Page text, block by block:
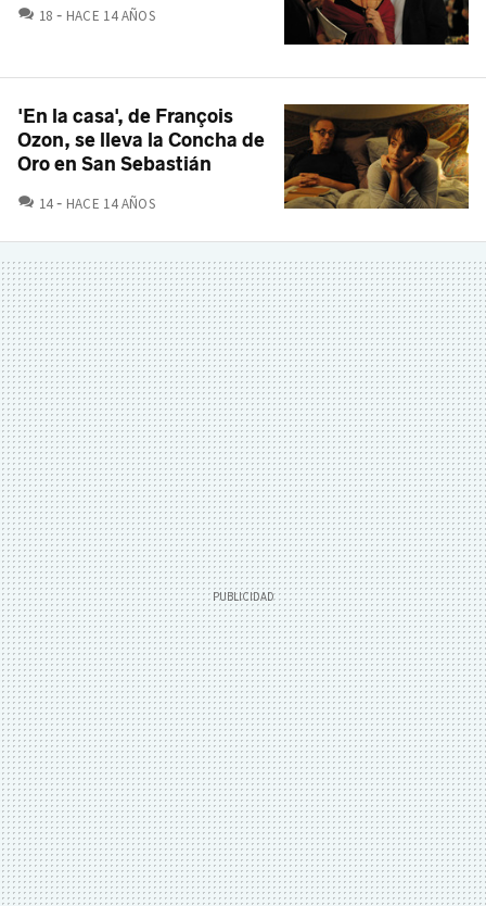
18 COMENTARIOS
HACE 14 AÑOS
'En la casa', de François
Ozon, se lleva la Concha de
Oro en San Sebastián
14 COMENTARIOS
HACE 14 AÑOS